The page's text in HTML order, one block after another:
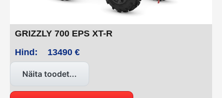
GRIZZLY 700 EPS XT-R
Hind:
13490 €
Näita toodet...